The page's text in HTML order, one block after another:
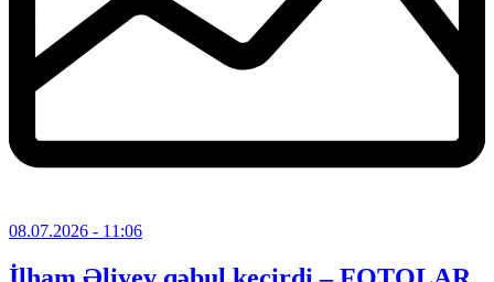
08.07.2026 - 11:06